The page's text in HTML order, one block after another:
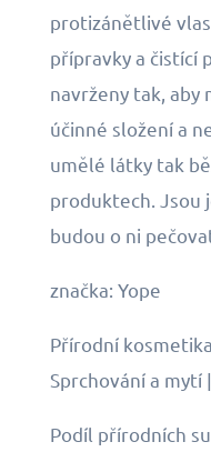
protizánětlivé
přípravky a čistící
navrženy tak, aby
účinné složení a
umělé látky tak
produktech. Jsou
budou o ni
značka: Yope
Přírodní
Sprchování a mytí
Podíl přírodních